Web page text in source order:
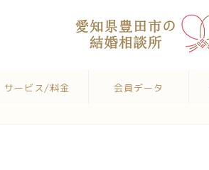
サービス/料金 会員データ